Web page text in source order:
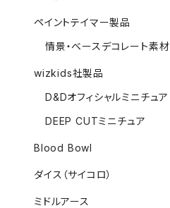
ペイントテイマー製品
情景・ベースデコレート素材
wizkids社製品
D&Dオフィシャルミニチュア
DEEP CUTミニチュア
Blood Bowl
ダイス（サイコロ）
ミドルアース